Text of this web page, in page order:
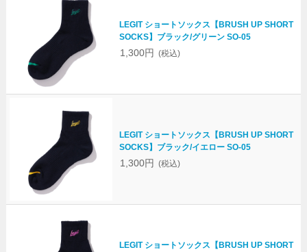
LEGIT ショートソックス【BRUSH UP SHORT
SOCKS】ブラック/グリーン SO-05
1,300円 (税込)
LEGIT ショートソックス【BRUSH UP SHORT
SOCKS】ブラック/イエロー SO-05
1,300円 (税込)
LEGIT ショートソックス【BRUSH UP SHORT